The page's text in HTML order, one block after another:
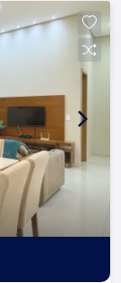
festa; -
contato.
esta é a
dias
uma
com o
A Lago é